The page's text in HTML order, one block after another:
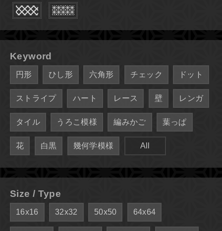
Keyword
円形 ひし形 六角形 チェック ドット
ストライプ ハート レース 壁 レンガ
タイル うろこ模様 編みかご 葉っぱ
花 白黒 幾何学模様 All
Size / Type
16x16 32x32 50x50 64x64